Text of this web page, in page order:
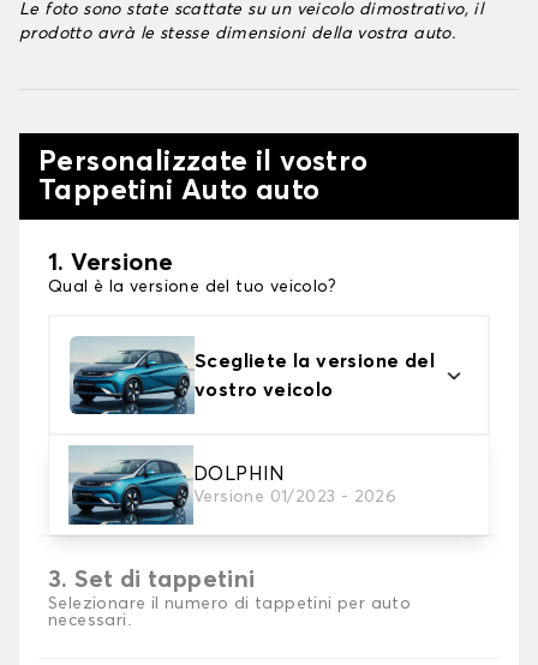
Le foto sono state scattate su un veicolo dimostrativo, il
prodotto avrà le stesse dimensioni della vostra auto.
Personalizzate il vostro
Tappetini Auto auto
1. Versione
Qual è la versione del tuo veicolo?
Scegliete la versione del
vostro veicolo
DOLPHIN
Versione 01/2023 - 2026
2. Materiale
Scegli il materiale del tappetini auto
3. Set di tappetini
Selezionare il numero di tappetini per auto
necessari.